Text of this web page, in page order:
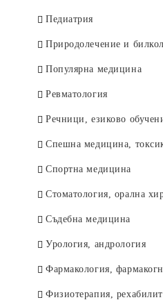
Педиатрия
Природолечение и
Популярна медицина
Ревматология
Речници, езиково
Спешна медицина,
Спортна медицина
Стоматология, орална
Съдебна медицина
Урология, андрология
Фармакология,
Физиотерапия,